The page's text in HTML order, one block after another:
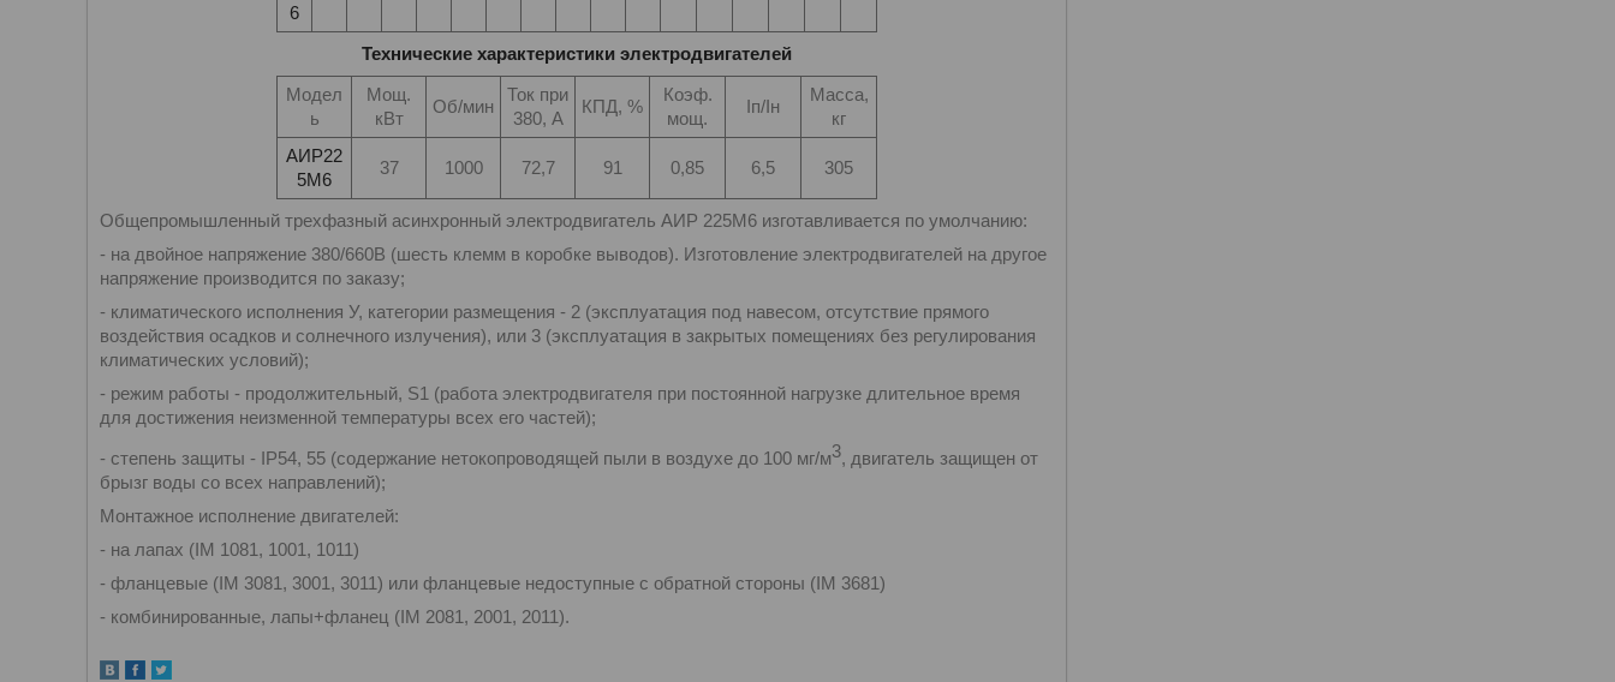
6
Технические характеристики электродвигателей
Модел
ь
Мощ.
кВт
Об/мин
Ток при
380, А
КПД, %
Коэф.
мощ.
Iп/Iн
Масса,
кг
АИР22
5М6
37 1000 72,7 91 0,85 6,5 305
Общепромышленный трехфазный асинхронный электродвигатель АИР 225М6 изготавливается по умолчанию:
- на двойное напряжение 380/660В (шесть клемм в коробке выводов). Изготовление электродвигателей на другое
напряжение производится по заказу;
- климатического исполнения У, категории размещения - 2 (эксплуатация под навесом, отсутствие прямого
воздействия осадков и солнечного излучения), или 3 (эксплуатация в закрытых помещениях без регулирования
климатических условий);
- режим работы - продолжительный, S1 (работа электродвигателя при постоянной нагрузке длительное время
для достижения неизменной температуры всех его частей);
- степень защиты - IP54, 55 (содержание нетокопроводящей пыли в воздухе до 100 мг/м3, двигатель защищен от
брызг воды со всех направлений);
Монтажное исполнение двигателей:
- на лапах (IM 1081, 1001, 1011)
- фланцевые (IM 3081, 3001, 3011) или фланцевые недоступные с обратной стороны (IM 3681)
- комбинированные, лапы+фланец (IM 2081, 2001, 2011).